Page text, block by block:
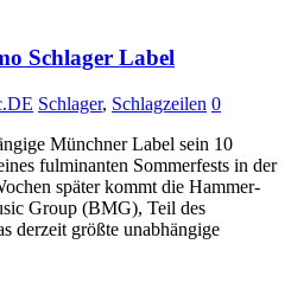
Schlager Label
Schlager, Schlagzeilen 0
Münchner Label sein 10
fulminanten Sommerfests in der
später kommt die Hammer-
Group (BMG), Teil des
derzeit größte unabhängige